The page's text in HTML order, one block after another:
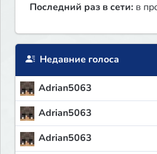
Последний раз в сети: в
Недавние голоса
Adrian5063
Adrian5063
Adrian5063